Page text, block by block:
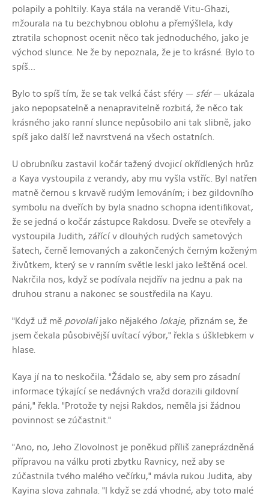
polapily a pohltily. Kaya stála na verandě Vitu-Ghazi,
mžourala na tu bezchybnou oblohu a přemýšlela, kdy
ztratila schopnost ocenit něco tak jednoduchého, jako je
východ slunce. Ne že by nepoznala, že je to krásné. Bylo to
spíš…
Bylo to spíš tím, že se tak velká část sféry — sfér— ukázala
jako nepopsatelně a nenapravitelně rozbitá, že něco tak
krásného jako ranní slunce nepůsobilo ani tak slibně, jako
spíš jako další lež navrstvená na všech ostatních.
U obrubníku zastavil kočár tažený dvojicí okřídlených hrůz
a Kaya vystoupila z verandy, aby mu vyšla vstříc. Byl natřen
matně černou s krvavě rudým lemováním; i bez gildovního
symbolu na dveřích by byla snadno schopna identifikovat,
že se jedná o kočár zástupce Rakdosu. Dveře se otevřely a
vystoupila Judith, zářící v dlouhých rudých sametových
šatech, černě lemovaných a zakončených černým koženým
živůtkem, který se v ranním světle leskl jako leštěná ocel.
Nakrčila nos, když se podívala nejdřív na jednu a pak na
druhou stranu a nakonec se soustředila na Kayu.
"Když už mě povolalijako nějakého lokaje, přiznám se, že
jsem čekala působivější uvítací výbor," řekla s úšklebkem v
hlase.
Kaya jí na to neskočila. "Žádalo se, aby sem pro zásadní
informace týkající se nedávných vražd dorazili gildovní
páni," řekla. "Protože ty nejsi Rakdos, neměla jsi žádnou
povinnost se zúčastnit."
"Ano, no, Jeho Zlovolnost je poněkud příliš zaneprázdněná
přípravou na válku proti zbytku Ravnicy, než aby se
zúčastnila tvého malého večírku," mávla rukou Judita, aby
Kayina slova zahnala. "I když se zdá vhodné, aby toto malé